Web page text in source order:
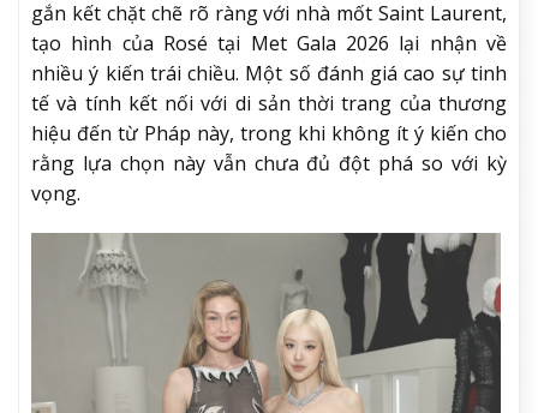
gắn kết chặt chẽ rõ ràng với nhà mốt Saint Laurent,
tạo hình của Rosé tại Met Gala 2026 lại nhận về
nhiều ý kiến trái chiều. Một số đánh giá cao sự tinh
tế và tính kết nối với di sản thời trang của thương
hiệu đến từ Pháp này, trong khi không ít ý kiến cho
rằng lựa chọn này vẫn chưa đủ đột phá so với kỳ
vọng.